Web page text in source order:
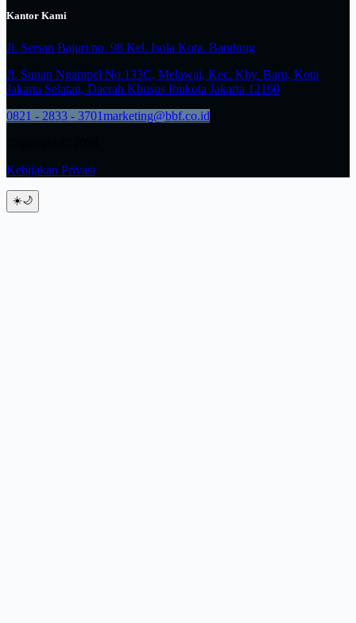
Kantor Kami
Jl. Sersan Bajuri no. 98 Kel. Isola Kota. Bandung
Jl. Sunan Ngampel No.133C, Melawai, Kec. Kby. Baru, Kota
Jakarta Selatan, Daerah Khusus Ibukota Jakarta 12160
0821 - 2833 - 3701marketing@bbf.co.id
Kebijakan Privasi
☀️🌙